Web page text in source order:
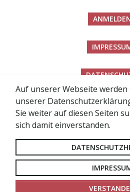
Auf unserer Webseite werden
unserer
Sie weiter auf diesen Seiten
sich damit einverstanden.
SITEMAP
LOGIN FÜR